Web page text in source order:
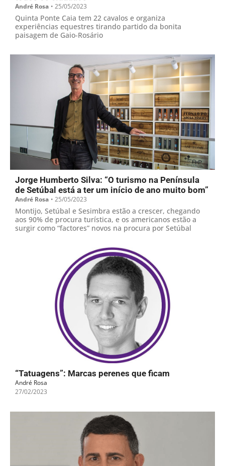
André Rosa • 25/05/2023
Quinta Ponte Caia tem 22 cavalos e organiza
experiências equestres tirando partido da bonita
paisagem de Gaio-Rosário
Jorge Humberto Silva: “O turismo na Península
de Setúbal está a ter um início de ano muito bom”
André Rosa • 25/05/2023
Montijo, Setúbal e Sesimbra estão a crescer, chegando
aos 90% de procura turística, e os americanos estão a
surgir como “factores” novos na procura por Setúbal
“Tatuagens”: Marcas perenes que ficam
André Rosa
27/02/2023